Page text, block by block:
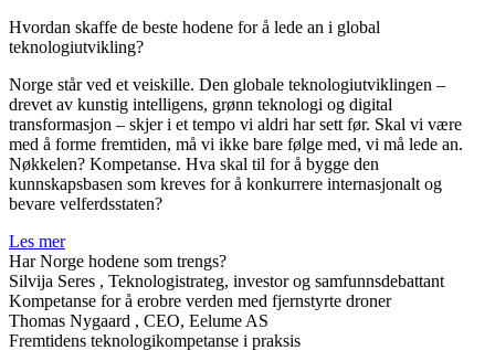
Hvordan skaffe de beste hodene for å lede an i global
teknologiutvikling?
Norge står ved et veiskille. Den globale teknologiutviklingen –
drevet av kunstig intelligens, grønn teknologi og digital
transformasjon – skjer i et tempo vi aldri har sett før. Skal vi være
med å forme fremtiden, må vi ikke bare følge med, vi må lede an.
Nøkkelen? Kompetanse. Hva skal til for å bygge den
kunnskapsbasen som kreves for å konkurrere internasjonalt og
bevare velferdsstaten?
Les mer
Har Norge hodene som trengs?
Silvija Seres , Teknologistrateg, investor og samfunnsdebattant
Kompetanse for å erobre verden med fjernstyrte droner
Thomas Nygaard , CEO, Eelume AS
Fremtidens teknologikompetanse i praksis